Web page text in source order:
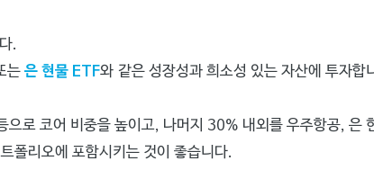
.
는은 현물 ETF와 같은 성장성과 희소성 있는 자산에 투자
코어 비중을 높이고, 나머지 30% 내외를 우주항공, 은
폴리오에 포함시키는 것이 좋습니다.